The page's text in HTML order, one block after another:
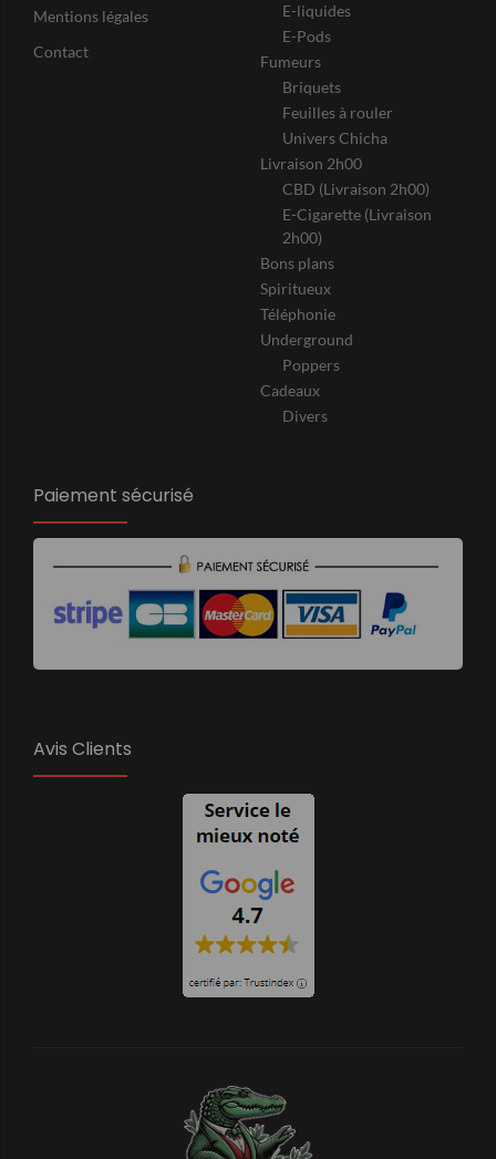
Mentions légales
Contact
E-liquides
E-Pods
Fumeurs
Briquets
Feuilles à rouler
Univers Chicha
Livraison 2h00
CBD (Livraison 2h00)
E-Cigarette (Livraison
2h00)
Bons plans
Spiritueux
Téléphonie
Underground
Poppers
Cadeaux
Divers
Paiement sécurisé
Avis Clients